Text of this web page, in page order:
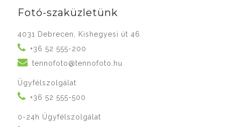
Fotó-szaküzletünk
4031 Debrecen, Kishegyesi út 46.
+36 52 555-200
tennofoto@tennofoto.hu
Ügyfélszolgálat
+36 52 555-500
0-24h Ügyfélszolgálat